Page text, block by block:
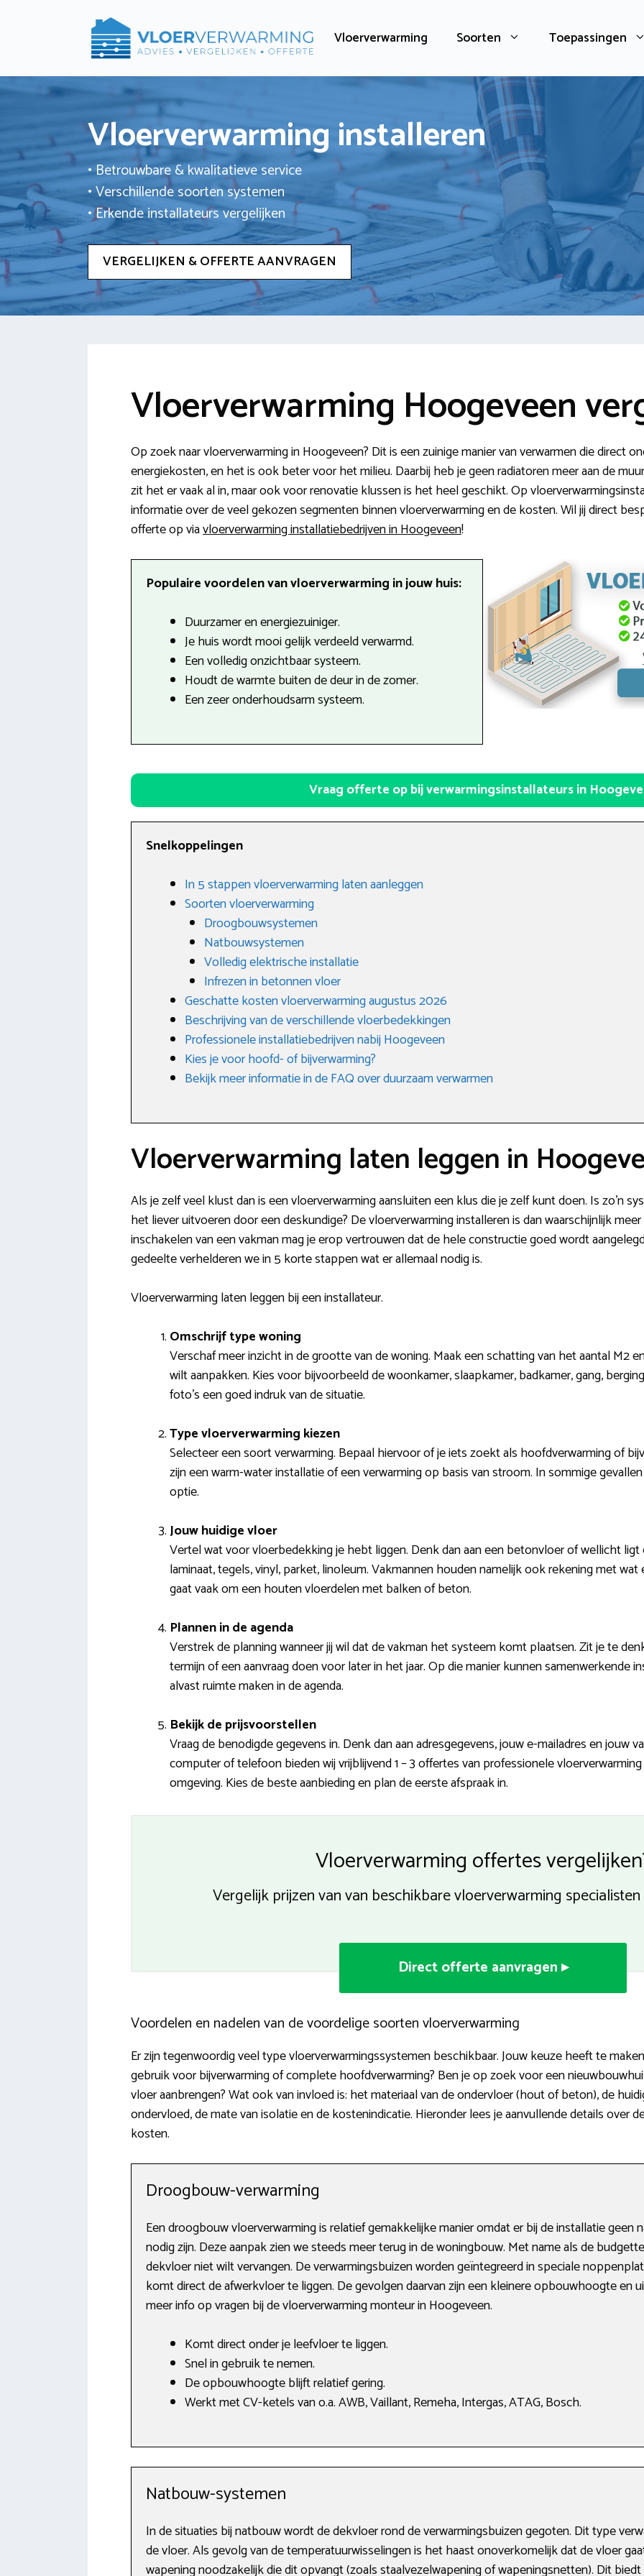
Vloerverwarming Soorten Toepassingen
Vloerverwarming installeren
• Betrouwbare & kwalitatieve service
• Verschillende soorten systemen
• Erkende installateurs vergelijken
VERGELIJKEN & OFFERTE AANVRAGEN
Vloerverwarming Hoogeveen
Op zoek naar vloerverwarming in Hoogeveen? Dit is een zuinige manier van verwarmen die direct
energiekosten, en het is ook beter voor het milieu. Daarbij heb je geen radiatoren meer aan de
zit het er vaak al in, maar ook voor renovatie klussen is het heel geschikt. Op
informatie over de veel gekozen segmenten binnen vloerverwarming en de kosten. Wil jij direct
offerte op viavloerverwarming installatiebedrijven in Hoogeveen!
Populaire voordelen van vloerverwarming in jouw huis:
Duurzamer en energiezuiniger.
Je huis wordt mooi gelijk verdeeld verwarmd.
Een volledig onzichtbaar systeem.
Houdt de warmte buiten de deur in de zomer.
Een zeer onderhoudsarm systeem.
Vraag offerte op bij verwarmingsinstallateurs in
Snelkoppelingen
In 5 stappen vloerverwarming laten aanleggen
Soorten vloerverwarming
Droogbouwsystemen
Natbouwsystemen
Volledig elektrische installatie
Infrezen in betonnen vloer
Geschatte kosten vloerverwarming augustus 2026
Beschrijving van de verschillende vloerbedekkingen
Professionele installatiebedrijven nabij Hoogeveen
Kies je voor hoofd- of bijverwarming?
Bekijk meer informatie in de FAQ over duurzaam verwarmen
Vloerverwarming laten leggen in
Als je zelf veel klust dan is een vloerverwarming aansluiten een klus die je zelf kunt doen. Is zo’n
het liever uitvoeren door een deskundige? De vloerverwarming installeren is dan waarschijnlijk
inschakelen van een vakman mag je erop vertrouwen dat de hele constructie goed wordt
gedeelte verhelderen we in 5 korte stappen wat er allemaal nodig is.
Vloerverwarming laten leggen bij een installateur.
Omschrijf type woning
Verschaf meer inzicht in de grootte van de woning. Maak een schatting van het aantal M2
wilt aanpakken. Kies voor bijvoorbeeld de woonkamer, slaapkamer, badkamer, gang,
foto’s een goed indruk van de situatie.
Type vloerverwarming kiezen
Selecteer een soort verwarming. Bepaal hiervoor of je iets zoekt als hoofdverwarming of
zijn een warm-water installatie of een verwarming op basis van stroom. In sommige
optie.
Jouw huidige vloer
Vertel wat voor vloerbedekking je hebt liggen. Denk dan aan een betonvloer of wellicht
laminaat, tegels, vinyl, parket, linoleum. Vakmannen houden namelijk ook rekening met
gaat vaak om een houten vloerdelen met balken of beton.
Plannen in de agenda
Verstrek de planning wanneer jij wil dat de vakman het systeem komt plaatsen. Zit je te
termijn of een aanvraag doen voor later in het jaar. Op die manier kunnen samenwerkende
alvast ruimte maken in de agenda.
Bekijk de prijsvoorstellen
Vraag de benodigde gegevens in. Denk dan aan adresgegevens, jouw e-mailadres en jouw
computer of telefoon bieden wij vrijblijvend 1 – 3 offertes van professionele
omgeving. Kies de beste aanbieding en plan de eerste afspraak in.
Vloerverwarming offertes
Vergelijk prijzen van van beschikbare vloerverwarming
Direct offerte aanvragen ▸
Voordelen en nadelen van de voordelige soorten vloerverwarming
Er zijn tegenwoordig veel type vloerverwarmingssystemen beschikbaar. Jouw keuze heeft te
gebruik voor bijverwarming of complete hoofdverwarming? Ben je op zoek voor een
vloer aanbrengen? Wat ook van invloed is: het materiaal van de ondervloer (hout of beton), de
ondervloed, de mate van isolatie en de kostenindicatie. Hieronder lees je aanvullende details over
kosten.
Droogbouw-verwarming
Een droogbouw vloerverwarming is relatief gemakkelijke manier omdat er bij de installatie
nodig zijn. Deze aanpak zien we steeds meer terug in de woningbouw. Met name als de
dekvloer niet wilt vervangen. De verwarmingsbuizen worden geïntegreerd in speciale
komt direct de afwerkvloer te liggen. De gevolgen daarvan zijn een kleinere opbouwhoogte en
meer info op vragen bij de vloerverwarming monteur in Hoogeveen.
Komt direct onder je leefvloer te liggen.
Snel in gebruik te nemen.
De opbouwhoogte blijft relatief gering.
Werkt met CV-ketels van o.a. AWB, Vaillant, Remeha, Intergas, ATAG, Bosch.
Natbouw-systemen
In de situaties bij natbouw wordt de dekvloer rond de verwarmingsbuizen gegoten. Dit type
de vloer. Als gevolg van de temperatuurwisselingen is het haast onoverkomelijk dat de vloer
wapening noodzakelijk die dit opvangt (zoals staalvezelwapening of wapeningsnetten). Dit